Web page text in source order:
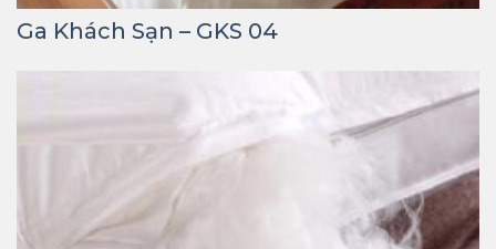
Ga Khách Sạn – GKS 04